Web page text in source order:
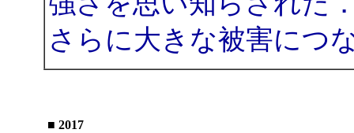
さらに大きな被害につ
■ 2017